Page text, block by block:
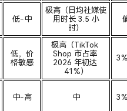
低-中
极高（日均社媒使
用时长 3.5 小
时）
低，价
格敏感
极高（TikTok
Shop 市占率
2026 年初达
41%）
中-高 中